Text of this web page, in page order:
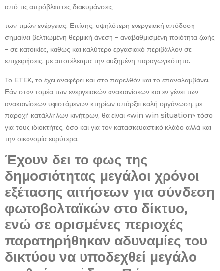
από τις απρόβλεπτες διακυμάνσεις
των τιμών ενέργειας. Επίσης, υψηλότερη ενεργειακή απόδοση
σημαίνει βελτιωμένη θερμική άνεση – αναβαθμισμένη ποιότητα ζωής
– σε κατοικίες, καθώς και καλύτερο εργασιακό περιβάλλον σε
επιχειρήσεις, με αποτέλεσμα την αυξημένη παραγωγικότητα.
Το ΕΤΕΚ, το έχει αναφέρει και στο παρελθόν και το επαναλαμβάνει.
Εάν στον τομέα των ενεργειακών ανακαινίσεων και εν γένει των
ανακαινίσεων υφιστάμενων κτηρίων υπάρξει καλή οργάνωση, με
παροχή κατάλληλων κινήτρων, θα είναι «win win situation» τόσο
για τους ιδιοκτήτες, όσο και για τον κατασκευαστικό κλάδο αλλά και
την οικονομία ευρύτερα.
Έχουν δει το φως της
δημοσιότητας μεγάλοι χρόνοι
εξέτασης αιτήσεων για σύνδεση
φωτοβολταϊκών στο δίκτυο,
ενώ σε ορισμένες περιοχές
παρατηρήθηκαν αδυναμίες του
δικτύου να υποδεχθεί μεγάλο